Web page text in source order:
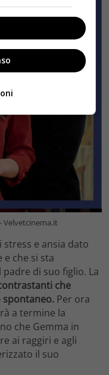
Velvetcinema.it
e ansia dato
e che si sta
di suo figlio. La
che
Per ora
a termine la
che Gemma in
ai raggiri e agli
il suo